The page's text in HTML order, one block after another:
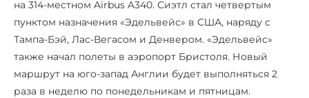
на 314-местном Airbus A340. Сиэтл стал четвертым
пунктом назначения «Эдельвейс» в США, наряду с
Тампа-Бэй, Лас-Вегасом и Денвером. «Эдельвейс»
также начал полеты в аэропорт Бристоля. Новый
маршрут на юго-запад Англии будет выполняться 2
раза в неделю по понедельникам и пятницам.